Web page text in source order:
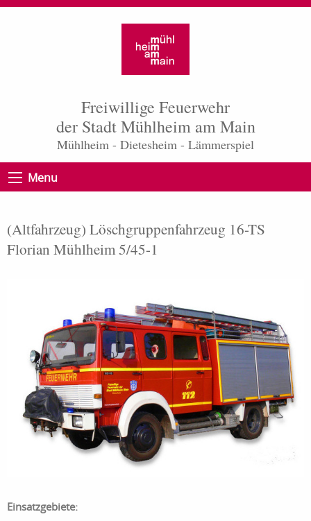
Freiwillige Feuerwehr
der Stadt Mühlheim am Main
Mühlheim - Dietesheim - Lämmerspiel
Menu
(Altfahrzeug) Löschgruppenfahrzeug 16-TS
Florian Mühlheim 5/45-1
Einsatzgebiete: